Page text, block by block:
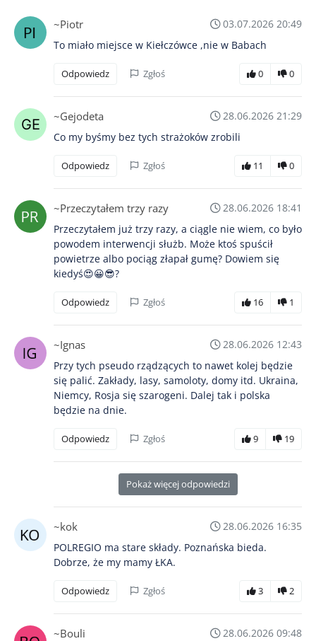
~Piotr
03.07.2026 20:49
To miało miejsce w Kiełczówce ,nie w Babach
Odpowiedz Zgłoś 0 0
~Gejodeta
28.06.2026 21:29
Co my byśmy bez tych strażoków zrobili
Odpowiedz Zgłoś 11 0
~Przeczytałem trzy razy
28.06.2026 18:41
Przeczytałem już trzy razy, a ciągle nie wiem, co było
powodem interwencji służb. Może ktoś spuścił
powietrze albo pociąg złapał gumę? Dowiem się
kiedyś😍😀😎?
Odpowiedz Zgłoś 16 1
~Ignas
28.06.2026 12:43
Przy tych pseudo rządzących to nawet kolej będzie
się palić. Zakłady, lasy, samoloty, domy itd. Ukraina,
Niemcy, Rosja się szarogeni. Dalej tak i polska
będzie na dnie.
Odpowiedz Zgłoś 9 19
Pokaż więcej odpowiedzi
~kok
28.06.2026 16:35
POLREGIO ma stare składy. Poznańska bieda.
Dobrze, że my mamy ŁKA.
Odpowiedz Zgłoś 3 2
~Bouli
28.06.2026 09:48